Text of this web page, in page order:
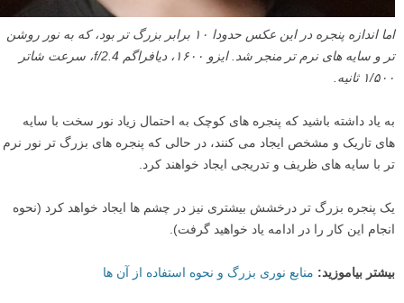
اما اندازه پنجره در این عکس حدودا ۱۰ برابر بزرگ تر بود، که به نور روشن
تر و سایه های نرم تر منجر شد. ایزو ۱۶۰۰، دیافراگم f/2.4، سرعت شاتر
۱/۵۰۰ ثانیه.
به یاد داشته باشید که پنجره های کوچک به احتمال زیاد نور سخت با سایه
های تاریک و مشخص ایجاد می کنند، در حالی که پنجره های بزرگ تر نور نرم
تر با سایه های ظریف و تدریجی ایجاد خواهند کرد.
یک پنجره بزرگ تر درخشش بیشتری نیز در چشم ها ایجاد خواهد کرد (نحوه
انجام این کار را در ادامه یاد خواهید گرفت).
بیشتر بیاموزید: منابع نوری بزرگ و نحوه استفاده از آن ها